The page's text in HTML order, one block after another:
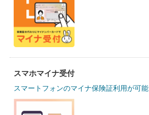
スマホマイナ受付
スマートフォンのマイナ保険証利用が可能